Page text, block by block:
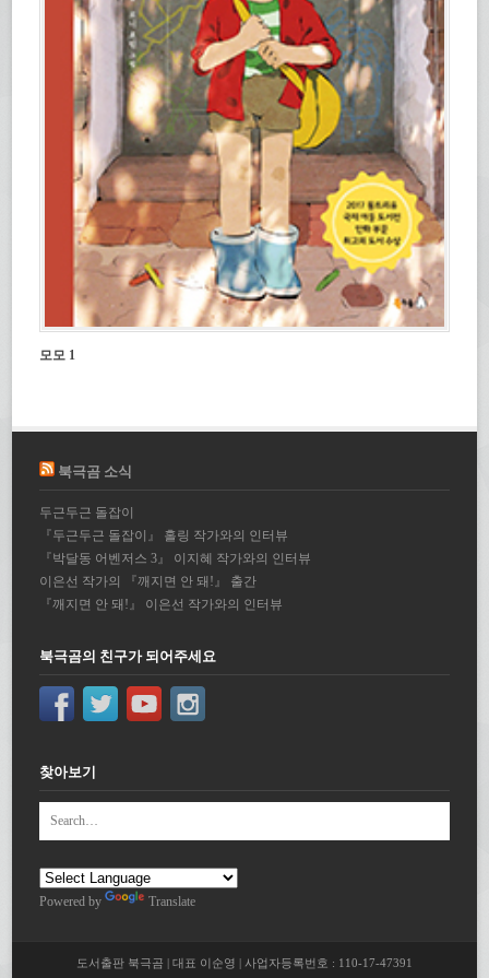
모모 1
북극곰 소식
두근두근 돌잡이
『두근두근 돌잡이』 홀링 작가와의 인터뷰
『박달동 어벤저스 3』 이지혜 작가와의 인터뷰
이은선 작가의 『깨지면 안 돼!』 출간
『깨지면 안 돼!』 이은선 작가와의 인터뷰
북극곰의 친구가 되어주세요
찾아보기
Powered by Translate
도서출판 북극곰 | 대표 이순영 | 사업자등록번호 : 110-17-47391